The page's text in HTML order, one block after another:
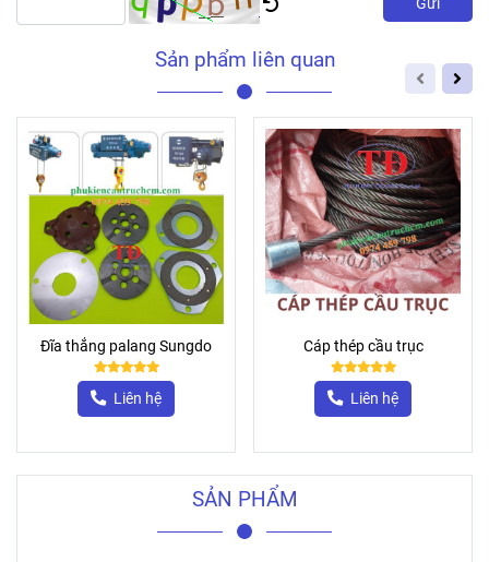
Sản phẩm liên quan
Đĩa thắng palang Sungdo
Liên hệ
Cáp thép cầu trục
Liên hệ
SẢN PHẨM